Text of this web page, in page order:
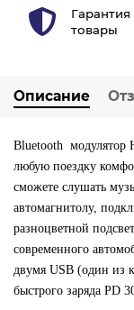
Гарантия
товары
Описание
Bluetooth модулятор
любую поездку
сможете слушать
автомагнитолу,
разноцветной
современного
двумя USB (один из
быстрого заряда PD